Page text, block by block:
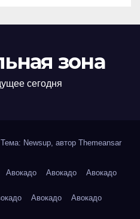
зона
сегодня
Тема: Newsup, автор Themeansar
Авокадо Авокадо Авокадо
Авокадо Авокадо